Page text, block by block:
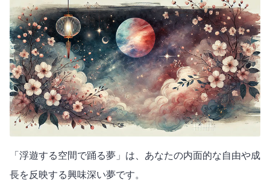
「浮遊する空間で踊る夢」は、あなたの内面的な自由や成
長を反映する興味深い夢です。